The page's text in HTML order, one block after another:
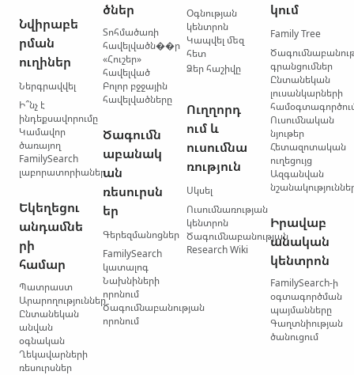
Նվիրաբե
րման
ուղիներ
Ներգրավվել
Ի՞նչ է
ինդեքսավորումը
Կամավոր
ծառայող
FamilySearch
լաբորատորիաներ
Եկեղեցու
անդամնե
րի
համար
Պատրաստ
Արարողություններ
Ընտանեկան
անվան
օգնական
Ղեկավարների
ռեսուրսներ
ծներ
Տոհմածառի
հավելվածն��ր
«Հուշեր»
հավելված
Բոլոր բջջային
հավելվածները
Ծագումն
աբանակ
ան
ռեսուրսն
եր
Գերեզմանոցներ
FamilySearch
կատալոգ
Նախնիների
որոնում
Ծագումնաբանության
որոնում
Օգնության
կենտրոն
Կապվել մեզ
հետ
Ձեր հաշիվը
Ուղղորդ
ում և
ուսումնա
ռություն
Սկսել
Ուսումնառության
կենտրոն
Ծագումնաբանության
Research Wiki
կում
Family Tree
գրանցումներ
Ընտանեկան
լուսանկարների
Ուսումնական
նյութեր
Հետազոտական
ուղեցույց
Ազգանվան
Իրավաբ
անական
կենտրոն
FamilySearch-ի
օգտագործման
պայմանները
Գաղտնիության
ծանուցում